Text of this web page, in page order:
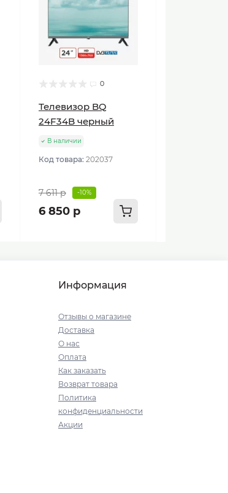
0
Телевизор BQ
24F34B черный
В наличии
Код товара: 202037
7 611 р -10%
6 850 р
Информация
Отзывы о магазине
Доставка
О нас
Оплата
Как заказать
Возврат товара
Политика
конфиденциальности
Акции